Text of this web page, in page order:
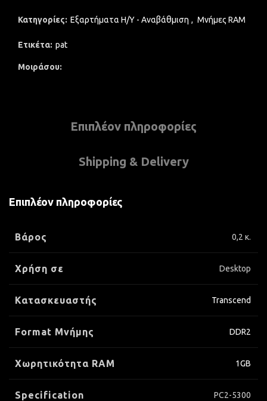
Κατηγορίες: Εξαρτήματα Η/Υ - Αναβάθμιση , Μνήμες RAM
Ετικέτα: pat
Μοιράσου
Επιπλέον πληροφορίες
Shipping & Delivery
Επιπλέον πληροφορίες
Βάρος 0,2 κ.
Χρήση σε Desktop
Κατασκευαστής Transcend
Format Μνήμης DDR2
Xωρητικότητα RAM 1GB
Specification PC2-5300